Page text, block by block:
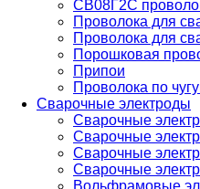
СВ08Г2С
Проволока для
Проволока для
Порошковая
Припои
Проволока по
Сварочные электроды
Сварочные
Сварочные
Сварочные
Сварочные
Вольфрамовые